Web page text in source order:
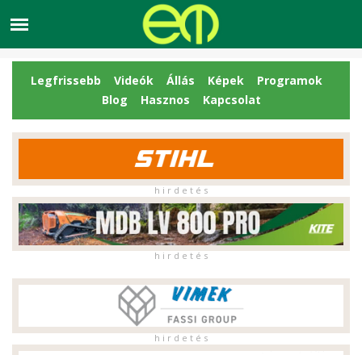
Legfrissebb Videók Állás Képek
Programok
Blog
Hasznos Kapcsolat
h i r d e t é s
h i r d e t é s
h i r d e t é s